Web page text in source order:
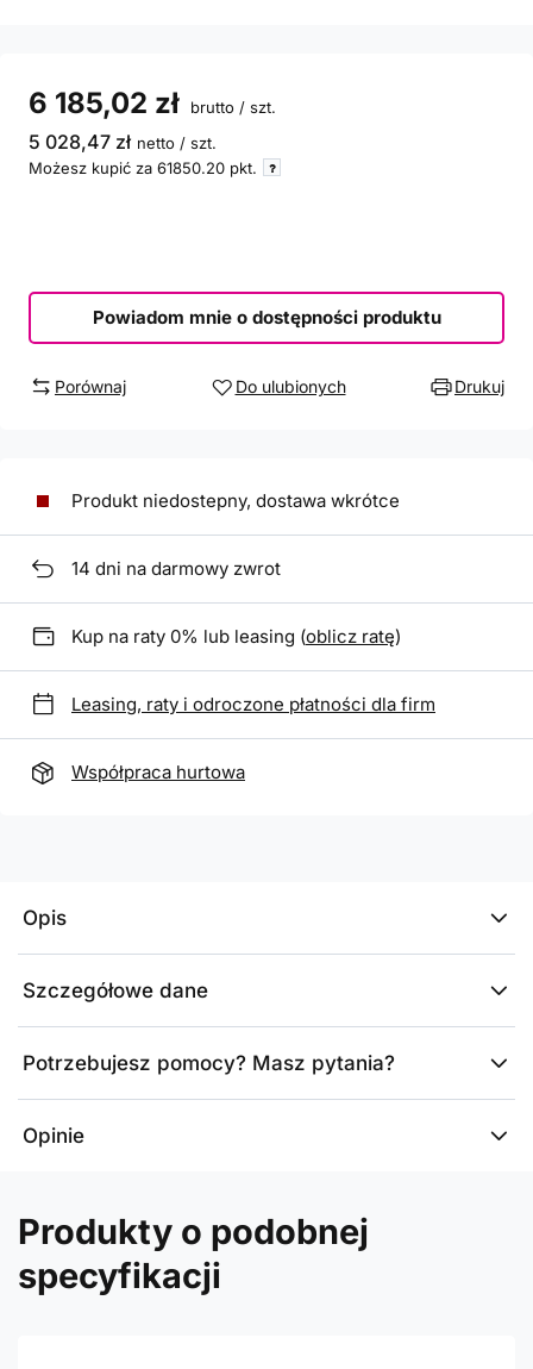
6 185,02 zł brutto / szt.
5 028,47 zł netto / szt.
Możesz kupić za 61850.20 pkt.
Powiadom mnie o dostępności produktu
Porównaj Do ulubionych Drukuj
Produkt niedostepny, dostawa wkrótce
14 dni na darmowy zwrot
Kup na raty 0% lub leasing (oblicz ratę)
Leasing, raty i odroczone płatności dla firm
Współpraca hurtowa
Opis
Szczegółowe dane
Potrzebujesz pomocy? Masz pytania?
Opinie
Produkty o podobnej
specyfikacji